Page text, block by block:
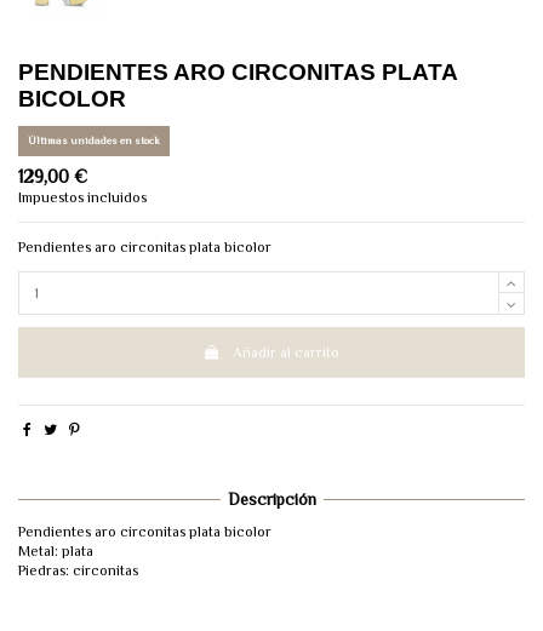
PENDIENTES ARO CIRCONITAS PLATA
BICOLOR
Últimas unidades en stock
129,00 €
Impuestos incluidos
Pendientes aro circonitas plata bicolor
Añadir al carrito
Descripción
Pendientes aro circonitas plata bicolor
Metal: plata
Piedras: circonitas